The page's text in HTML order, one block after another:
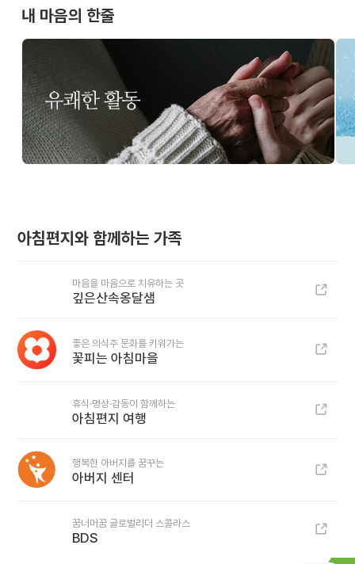
내 마음의 한줄
아침편지와 함께하는 가족
마음을 마음으로 치유하는 곳
깊은산속옹달샘
좋은 의식주 문화를 키워가는
꽃피는 아침마을
휴식·명상·감동이 함께하는
아침편지 여행
행복한 아버지를 꿈꾸는
아버지 센터
꿈너머꿈 글로벌리더 스콜라스
BDS